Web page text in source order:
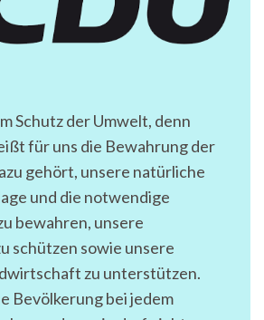
Schutz der Umwelt, denn
für uns die Bewahrung der
gehört, unsere natürliche
und die notwendige
bewahren, unsere
schützen sowie unsere
zu unterstützen.
Bevölkerung bei jedem